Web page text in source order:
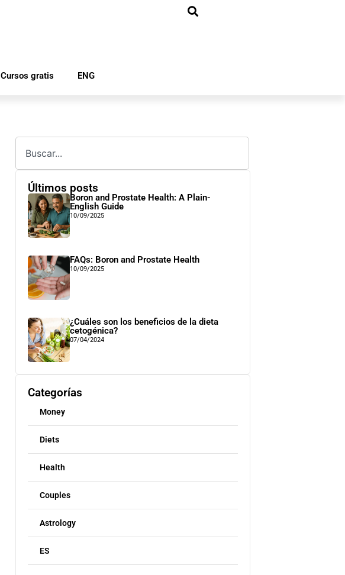
Cursos gratis ENG
Últimos posts
Boron and Prostate Health: A Plain-
English Guide
10/09/2025
FAQs: Boron and Prostate Health
10/09/2025
¿Cuáles son los beneficios de la dieta
cetogénica?
07/04/2024
Categorías
Money
Diets
Health
Couples
Astrology
ES